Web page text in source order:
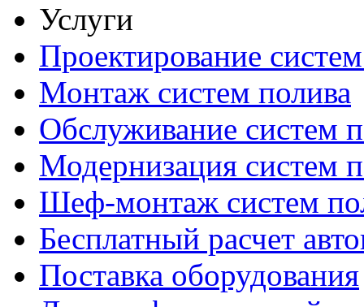
Услуги
Проектирование
Монтаж систем полива
Обслуживание систем
Модернизация систем
Шеф-монтаж систем
Бесплатный расчет
Поставка оборудования